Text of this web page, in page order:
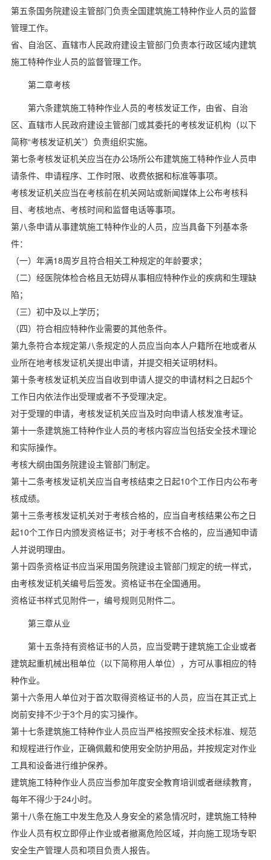
第五条国务院建设主管部门负责全国建筑施工特种作业人员的监督
管理工作。
省、自治区、直辖市人民政府建设主管部门负责本行政区域内建筑
施工特种作业人员的监督管理工作。
第二章考核
第六条建筑施工特种作业人员的考核发证工作，由省、自治
区、直辖市人民政府建设主管部门或其委托的考核发证机构（以下
简称“考核发证机关”）负责组织实施。
第七条考核发证机关应当在办公场所公布建筑施工特种作业人员申
请条件、申请程序、工作时限、收费依据和标准等事项。
考核发证机关应当在考核前在机关网站或新闻媒体上公布考核科
目、考核地点、考核时间和监督电话等事项。
第八条申请从事建筑施工特种作业的人员，应当具备下列基本条
件：
（一）年满18周岁且符合相关工种规定的年龄要求；
（二）经医院体检合格且无妨碍从事相应特种作业的疾病和生理缺
陷；
（三）初中及以上学历；
（四）符合相应特种作业需要的其他条件。
第九条符合本规定第八条规定的人员应当向本人户籍所在地或者从
业所在地考核发证机关提出申请，并提交相关证明材料。
第十条考核发证机关应当自收到申请人提交的申请材料之日起5个
工作日内依法作出受理或者不予受理决定。
对于受理的申请，考核发证机关应当及时向申请人核发准考证。
第十一条建筑施工特种作业人员的考核内容应当包括安全技术理论
和实际操作。
考核大纲由国务院建设主管部门制定。
第十二条考核发证机关应当自考核结束之日起10个工作日内公布考
核成绩。
第十三条考核发证机关对于考核合格的，应当自考核结果公布之日
起10个工作日内颁发资格证书；对于考核不合格的，应当通知申请
人并说明理由。
第十四条资格证书应当采用国务院建设主管部门规定的统一样式，
由考核发证机关编号后签发。资格证书在全国通用。
资格证书样式见附件一，编号规则见附件二。
第三章从业
第十五条持有资格证书的人员，应当受聘于建筑施工企业或者
建筑起重机械出租单位（以下简称用人单位），方可从事相应的特
种作业。
第十六条用人单位对于首次取得资格证书的人员，应当在其正式上
岗前安排不少于3个月的实习操作。
第十七条建筑施工特种作业人员应当严格按照安全技术标准、规范
和规程进行作业，正确佩戴和使用安全防护用品，并按规定对作业
工具和设备进行维护保养。
建筑施工特种作业人员应当参加年度安全教育培训或者继续教育，
每年不得少于24小时。
第十八条在施工中发生危及人身安全的紧急情况时，建筑施工特种
作业人员有权立即停止作业或者撤离危险区域，并向施工现场专职
安全生产管理人员和项目负责人报告。